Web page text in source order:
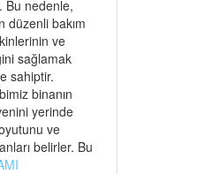
Bu nedenle,
düzenli bakım
ve
sağlamak
sahiptir.
binanın
yerinde
ve
belirler. Bu